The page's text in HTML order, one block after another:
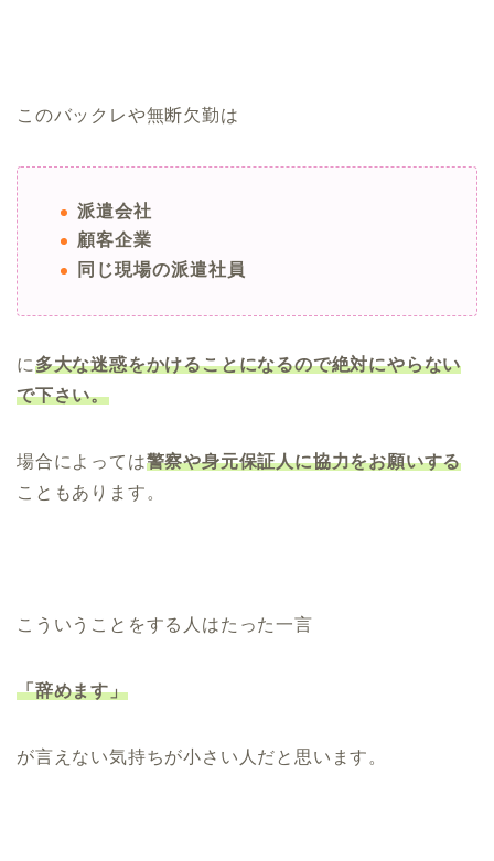
このバックレや無断欠勤は
派遣会社
顧客企業
同じ現場の派遣社員
に多大な迷惑をかけることになるので絶対にやらない
で下さい。
場合によっては警察や身元保証人に協力をお願いする
こともあります。
こういうことをする人はたった一言
「辞めます」
が言えない気持ちが小さい人だと思います。